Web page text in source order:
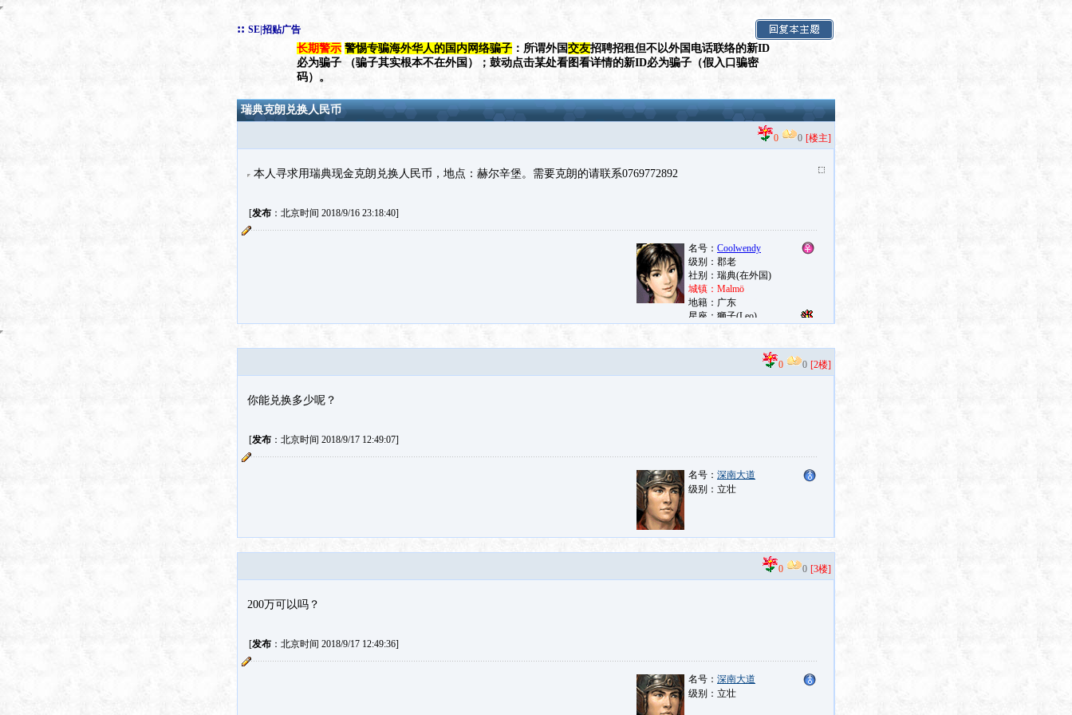
:: SE|招贴广告
长期警示 警惕专骗海外华人的国内网络骗子 ：所谓外国交友招聘招租但不以外国电话联络的新ID
必为骗子 （骗子其实根本不在外国）；鼓动点击某处看图看详情的新ID必为骗子（假入口骗密
码）。
瑞典克朗兑换人民币
0 0 [楼主]
本人寻求用瑞典现金克朗兑换人民币，地点：赫尔辛堡。需要克朗的请联系0769772892
[发布：北京时间 2018/9/16 23:18:40]
0 0 [2楼]
你能兑换多少呢？
[发布：北京时间 2018/9/17 12:49:07]
名号： 深南大道
级别：立壮
0 0 [3楼]
200万可以吗？
[发布：北京时间 2018/9/17 12:49:36]
名号： 深南大道
级别：立壮